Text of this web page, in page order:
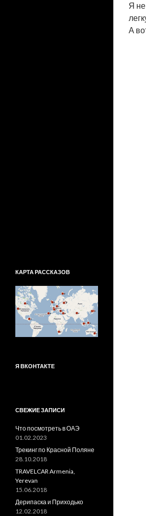
Я
А
КАРТА РАССКАЗОВ
Я ВКОНТАКТЕ
СВЕЖИЕ ЗАПИСИ
Что посмотреть в ОАЭ
01.02.2023
Трекинг по Красной Поляне
28.10.2018
TRAVELCAR Armenia,
Yerevan
15.06.2018
Дерипаска и Приходько
12.02.2018